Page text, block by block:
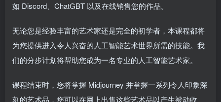
如 Discord、ChatGBT 以及在线销售您的作品。
无论您是经验丰富的艺术家还是完全的初学者，本课程都将
为您提供进入令人兴奋的人工智能艺术世界所需的技能。我
们的分步计划将帮助您成为一名专业的人工智能艺术家。
课程结束时，您将掌握 Midjourney 并掌握一系列令人印象深
刻的艺术品，您可以在网上出售这些艺术品以产生被动收